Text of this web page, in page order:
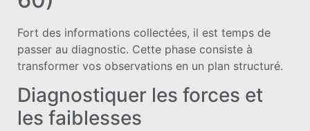
Fort des informations collectées, il est temps de
passer au diagnostic. Cette phase consiste à
transformer vos observations en un plan structuré.
Diagnostiquer les forces et
les faiblesses